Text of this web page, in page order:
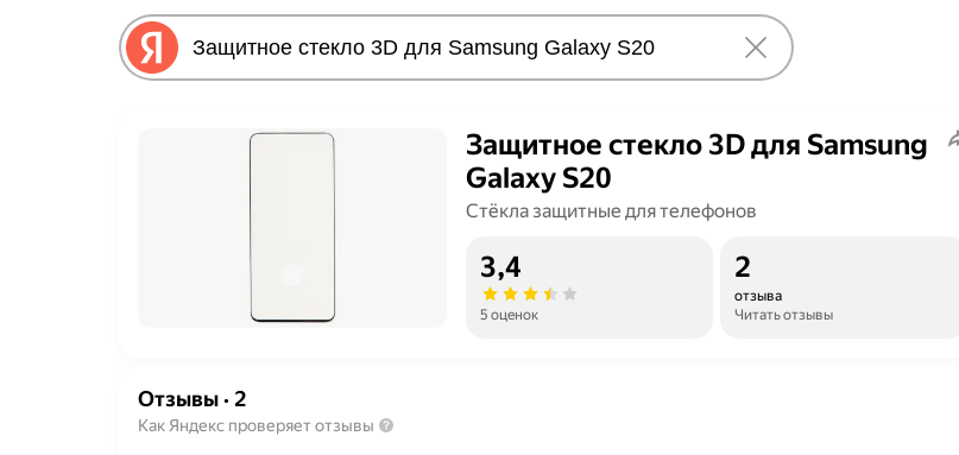
Защитное стекло 3D для Samsung
Galaxy S20
Стёкла защитные для телефонов
3,4
5 оценок
2
отзыва
Читать отзывы
Отзывы· 2
Как Яндекс проверяет отзывы